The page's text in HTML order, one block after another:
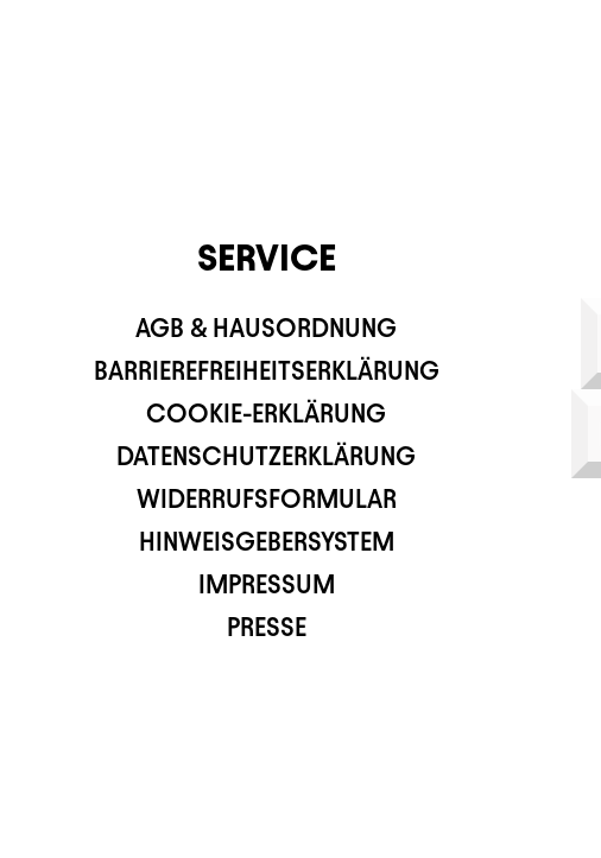
SERVICE
AGB & HAUSORDNUNG
BARRIEREFREIHEITSERKLÄRUNG
COOKIE-ERKLÄRUNG
DATENSCHUTZERKLÄRUNG
WIDERRUFSFORMULAR
HINWEISGEBERSYSTEM
IMPRESSUM
PRESSE